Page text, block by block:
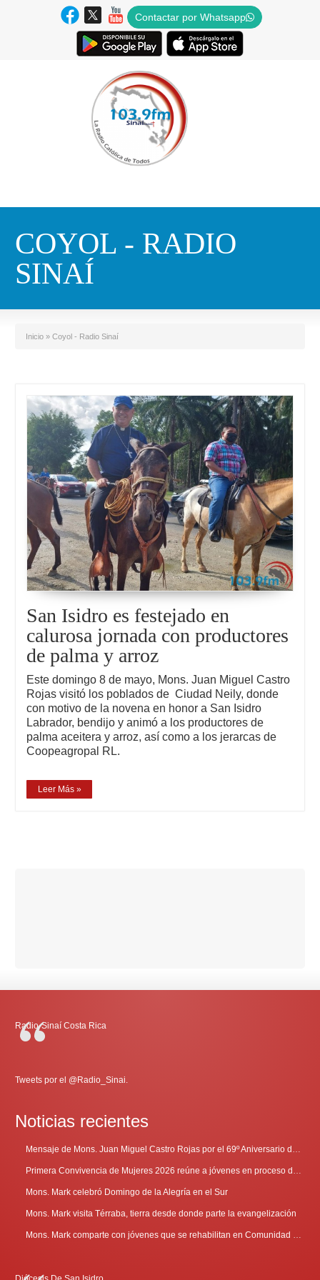
Contactar por Whatsapp
COYOL - RADIO
SINAÍ
Inicio » Coyol - Radio Sinaí
San Isidro es festejado en
calurosa jornada con productores
de palma y arroz
Este domingo 8 de mayo, Mons. Juan Miguel Castro
Rojas visitó los poblados de Ciudad Neily, donde
con motivo de la novena en honor a San Isidro
Labrador, bendijo y animó a los productores de
palma aceitera y arroz, así como a los jerarcas de
Coopeagropal RL.
Leer Más »
Radio-Sinaí Costa Rica
Tweets por el @Radio_Sinai.
Noticias recientes
Mensaje de Mons. Juan Miguel Castro Rojas por el 69º Aniversario de Radio Sinaí
Primera Convivencia de Mujeres 2026 reúne a jóvenes en proceso de discernimiento vocacional
Mons. Mark celebró Domingo de la Alegría en el Sur
Mons. Mark visita Térraba, tierra desde donde parte la evangelización
Mons. Mark comparte con jóvenes que se rehabilitan en Comunidad Cenáculo